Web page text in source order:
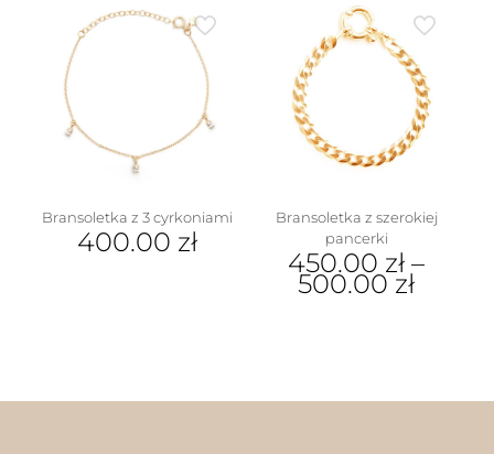
ma
wiele
wariantów.
stronie
Bransoletka z 3 cyrkoniami
400.00 zł
Bransoletka z szerokiej
pancerki
450.00 zł –
500.00 zł